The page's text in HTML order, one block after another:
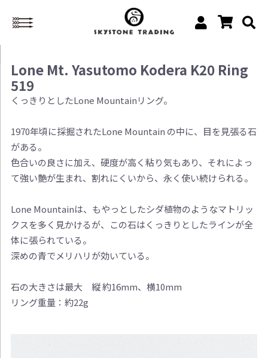
Lone Mt. Yasutomo Kodera K20 Ring
519
くっきりとしたLone Mountainリング。
1970年頃に採掘されたLone Mountain の中に、目を見張る石
がある。
色合いの良さに加え、硬度が高く粘り気もあり、それによっ
て強い艶が生まれ、割れにくいから、永く使い続けられる。
Lone Mountainは、もやっとしたシダ植物のようなマトリッ
クスを多く見かけるが、この石はくっきりとしたラインが全
体に張られている。
深めの青でメリハリが効いている。
石の大きさは最大 縦 約16mm、横10mm
リング重量：約22g